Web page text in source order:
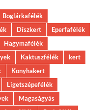
Boglárkafélék
Díszkert
Eperfafélék
Hagymafélék
Kaktuszfélék
kert
Konyhakert
Ligetszépefélék
Magaságyás